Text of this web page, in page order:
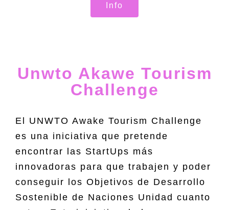
Info
Unwto Akawe Tourism
Challenge
El UNWTO Awake Tourism Challenge
es una iniciativa que pretende
encontrar las StartUps más
innovadoras para que trabajen y poder
conseguir los Objetivos de Desarrollo
Sostenible de Naciones Unidad cuanto